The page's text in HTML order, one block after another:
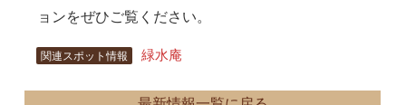
ョンをぜひご覧ください。
関連スポット情報 緑水庵